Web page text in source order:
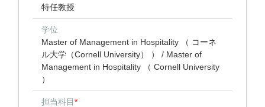
特任教授
学位
Master of Management in Hospitality （ コーネ
ル大学（Cornell University） ） / Master of
Management in Hospitality （ Cornell University
）
担当科目*